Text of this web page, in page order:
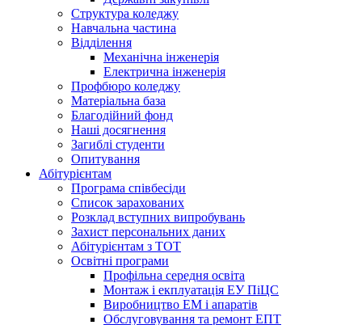
Структура коледжу
Навчальна частина
Відділення
Механічна інженерія
Електрична інженерія
Профбюро коледжу
Матеріальна база
Благодійний фонд
Наші досягнення
Загиблі студенти
Опитування
Абітурієнтам
Програма співбесіди
Список зарахованих
Розклад вступних випробувань
Захист персональних даних
Абітурієнтам з ТОТ
Освітні програми
Профільна середня освіта
Монтаж і екплуатація ЕУ ПіЦС
Виробництво ЕМ і апаратів
Обслуговування та ремонт ЕПТ